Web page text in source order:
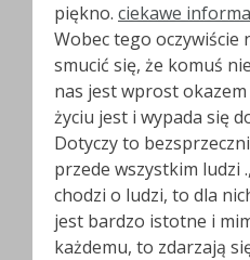
piękno. ciekawe
Wobec tego oczywiście
smucić się, że komuś
nas jest wprost
życiu jest i wypada się
Dotyczy to
przede wszystkim ludzi
chodzi o ludzi, to dla
jest bardzo istotne i
każdemu, to zdarzają